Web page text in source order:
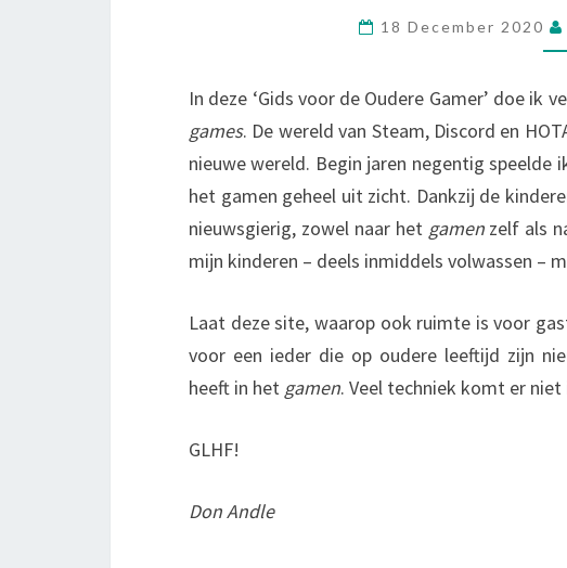
18 December 2020
In deze ‘Gids voor de Oudere Gamer’ doe ik
games. De wereld van Steam, Discord en
nieuwe wereld. Begin jaren negentig
het gamen geheel uit zicht. Dankzij de
nieuwsgierig, zowel naar het gamenzelf als
mijn kinderen – deels inmiddels volwassen –
Laat deze site, waarop ook ruimte is voor
voor een ieder die op oudere leeftijd zijn
heeft in het gamen. Veel techniek komt er niet
GLHF!
DonAndle